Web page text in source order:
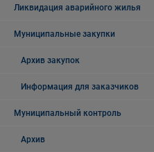
Ликвидация аварийного жилья
Муниципальные закупки
Архив закупок
Информация для заказчиков
Муниципальный контроль
Архив